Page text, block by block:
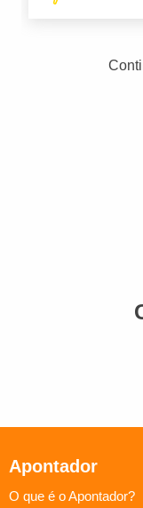
Apontador
O que é o Apontador?